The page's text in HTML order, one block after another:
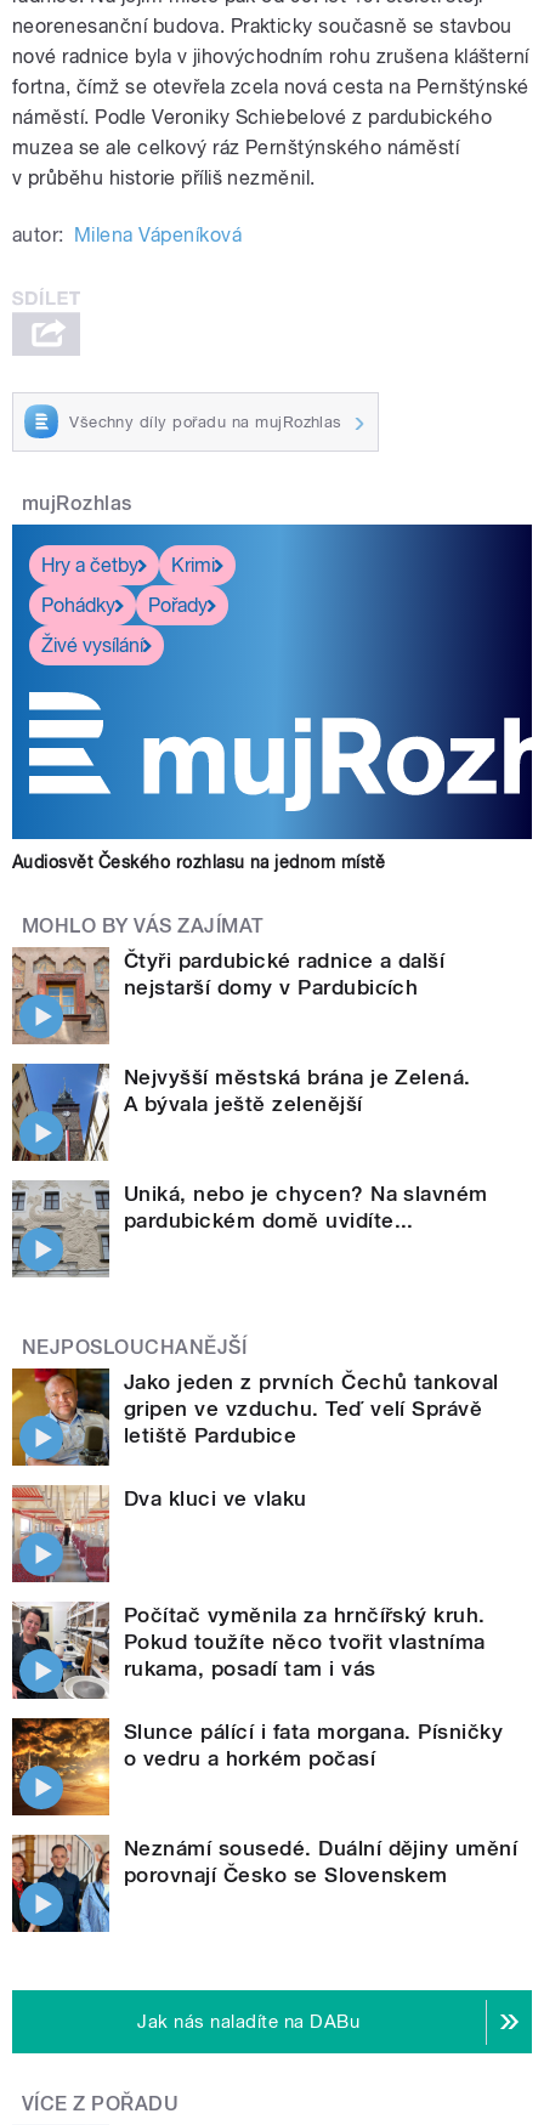
neorenesanční budova. Prakticky současně se stavbou
nové radnice byla v jihovýchodním rohu zrušena klášterní
fortna, čímž se otevřela zcela nová cesta na Pernštýnské
náměstí. Podle Veroniky Schiebelové z pardubického
muzea se ale celkový ráz Pernštýnského náměstí
v průběhu historie příliš nezměnil.
autor: Milena Vápeníková
Všechny díly pořadu na mujRozhlas
mujRozhlas
Hry a četby
Krimi
Pohádky
Pořady
Živé vysílání
Audiosvět Českého rozhlasu na jednom místě
MOHLO BY VÁS ZAJÍMAT
Čtyři pardubické radnice a další
nejstarší domy v Pardubicích
Nejvyšší městská brána je Zelená.
A bývala ještě zelenější
Uniká, nebo je chycen? Na slavném
pardubickém domě uvidíte...
NEJPOSLOUCHANĚJŠÍ
Jako jeden z prvních Čechů tankoval
gripen ve vzduchu. Teď velí Správě
letiště Pardubice
Dva kluci ve vlaku
Počítač vyměnila za hrnčířský kruh.
Pokud toužíte něco tvořit vlastníma
rukama, posadí tam i vás
Slunce pálící i fata morgana. Písničky
o vedru a horkém počasí
Neznámí sousedé. Duální dějiny umění
porovnají Česko se Slovenskem
Jak nás naladíte na DABu
VÍCE Z POŘADU